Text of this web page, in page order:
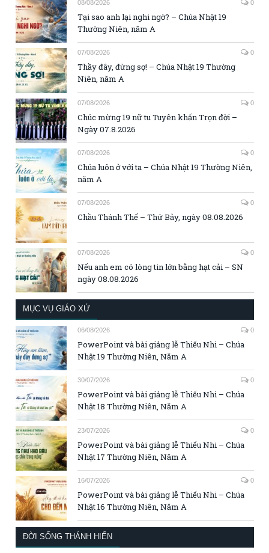
08/08/2026 0
Tại sao anh lại nghi ngờ? – Chúa Nhật 19
Thường Niên, năm A
07/08/2026 0
Thầy đây, đừng sợ! – Chúa Nhật 19 Thường
Niên, năm A
07/08/2026 0
Chúc mừng 19 nữ tu Tuyên khấn Trọn đời –
Ngày 07.8.2026
07/08/2026 0
Chúa luôn ở với ta – Chúa Nhật 19 Thường Niên,
năm A
07/08/2026 0
Chầu Thánh Thể – Thứ Bảy, ngày 08.08.2026
07/08/2026 0
Nếu anh em có lòng tin lớn bằng hạt cải – SN
ngày 08.08.2026
MỤC VỤ GIÁO XỨ
06/08/2026 0
PowerPoint và bài giảng lễ Thiếu Nhi – Chúa
Nhật 19 Thường Niên, Năm A
30/07/2026 0
PowerPoint và bài giảng lễ Thiếu Nhi – Chúa
Nhật 18 Thường Niên, Năm A
23/07/2026 0
PowerPoint và bài giảng lễ Thiếu Nhi – Chúa
Nhật 17 Thường Niên, Năm A
16/07/2026 0
PowerPoint và bài giảng lễ Thiếu Nhi – Chúa
Nhật 16 Thường Niên, Năm A
ĐỜI SỐNG THÁNH HIẾN